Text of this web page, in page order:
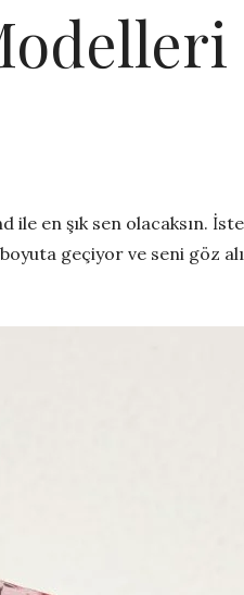
ile en şık sen olacaksın.
boyuta geçiyor ve seni göz